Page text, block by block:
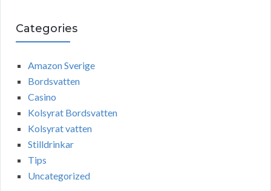
Categories
Amazon Sverige
Bordsvatten
Casino
Kolsyrat Bordsvatten
Kolsyrat vatten
Stilldrinkar
Tips
Uncategorized